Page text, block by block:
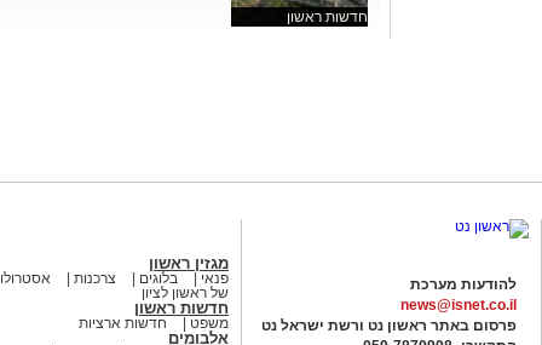
חדשות ראשון
להודעות מערכת
news@isnet.co.il
פרסום באתר ראשון נט ורשת ישראל נט
מגזין ראשון
פנאי בלוגים צרכנות
של ראשון לציון
חדשות ראשון
משפט חדשות ארציות
אלבומים